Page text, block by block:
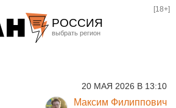
РОССИЯ
Курган
[18+]
20 МАЯ 2026 В 13:10
Максим Филиппович